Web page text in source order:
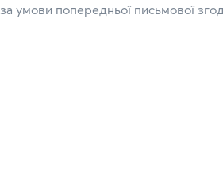
за умови попередньої письмової